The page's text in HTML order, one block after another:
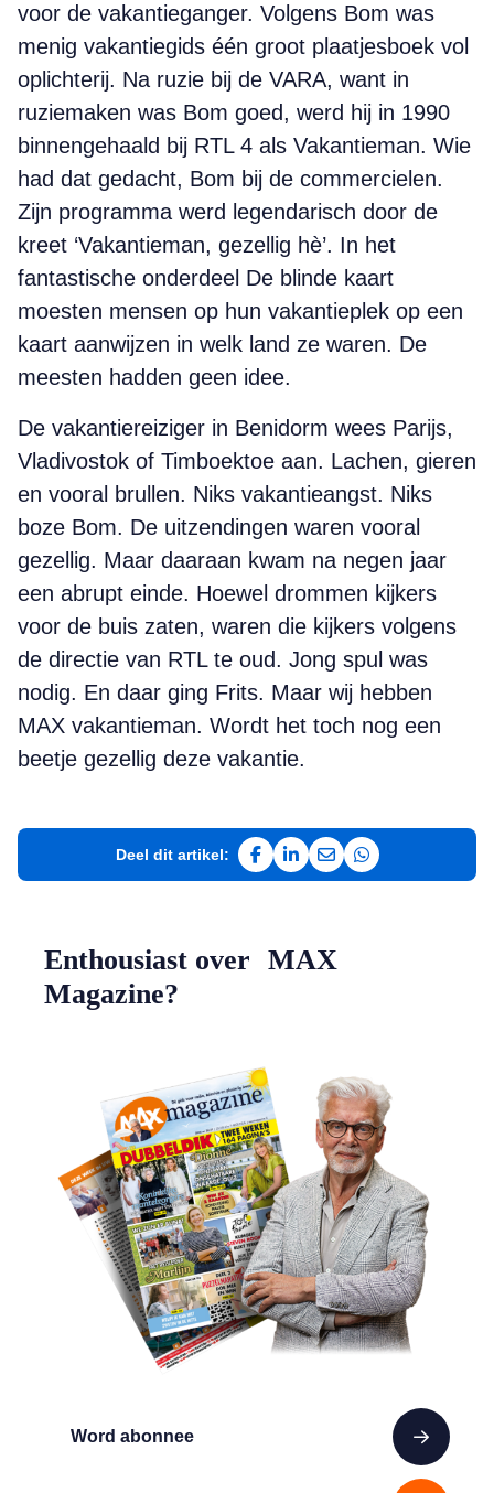
voor de vakantieganger. Volgens Bom was
menig vakantiegids één groot plaatjesboek vol
oplichterij. Na ruzie bij de VARA, want in
ruziemaken was Bom goed, werd hij in 1990
binnengehaald bij RTL 4 als Vakantieman. Wie
had dat gedacht, Bom bij de commercielen.
Zijn programma werd legendarisch door de
kreet ‘Vakantieman, gezellig hè’. In het
fantastische onderdeel De blinde kaart
moesten mensen op hun vakantieplek op een
kaart aanwijzen in welk land ze waren. De
meesten hadden geen idee.
De vakantiereiziger in Benidorm wees Parijs,
Vladivostok of Timboektoe aan. Lachen, gieren
en vooral brullen. Niks vakantieangst. Niks
boze Bom. De uitzendingen waren vooral
gezellig. Maar daaraan kwam na negen jaar
een abrupt einde. Hoewel drommen kijkers
voor de buis zaten, waren die kijkers volgens
de directie van RTL te oud. Jong spul was
nodig. En daar ging Frits. Maar wij hebben
MAX vakantieman. Wordt het toch nog een
beetje gezellig deze vakantie.
Deel dit artikel:
Deel op Facebook
Deel op LinkedIn
Deel via e-mail
Deel via
Word abonnee
Enthousiast over MAX
Magazine?